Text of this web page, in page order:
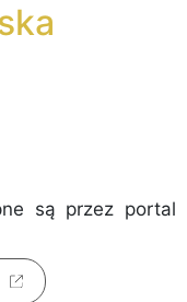
są przez portal